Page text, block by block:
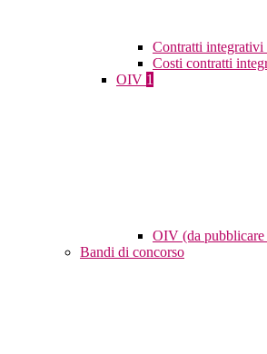
Contratti integrativi
Costi contratti
OIV 1
OIV (da pubblicare
Bandi di concorso